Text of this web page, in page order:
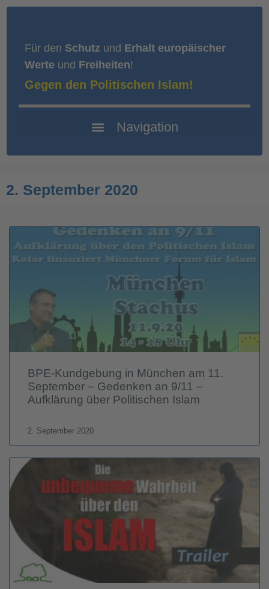
Für den Schutz und Erhalt europäischer
Werte und Freiheiten!
Gegen den Politischen Islam!
2. September 2020
BPE-Kundgebung in München am 11.
September – Gedenken an 9/11 –
Aufklärung über Politischen Islam
2. September 2020